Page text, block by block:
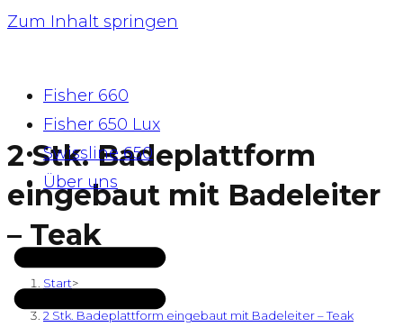
Zum Inhalt springen
Fisher 660
Fisher 650 Lux
Swissline 650
Über uns
2 Stk. Badeplattform
eingebaut mit Badeleiter
– Teak
Start>
2 Stk. Badeplattform eingebaut mit Badeleiter – Teak